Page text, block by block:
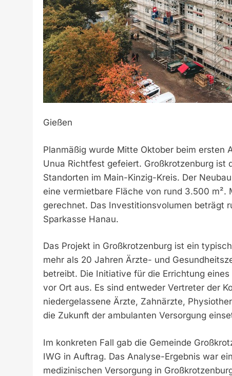
Gießen
Planmäßig wurde Mitte Oktober beim ersten
Unua Richtfest gefeiert. Großkrotzenburg ist
Standorten im Main-Kinzig-Kreis. Der
eine vermietbare Fläche von rund 3.500
gerechnet. Das Investitionsvolumen beträgt
Sparkasse Hanau.
Das Projekt in Großkrotzenburg ist ein
mehr als 20 Jahren Ärzte- und
betreibt. Die Initiative für die Errichtung
vor Ort aus. Es sind entweder Vertreter der
niedergelassene Ärzte, Zahnärzte,
die Zukunft der ambulanten Versorgung
Im konkreten Fall gab die Gemeinde
IWG in Auftrag. Das Analyse-Ergebnis war
medizinischen Versorgung in